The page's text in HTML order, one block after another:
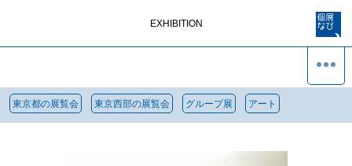
EXHIBITION
東京都の展覧会 東京西部の展覧会 グループ展 アート